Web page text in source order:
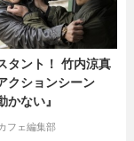
タント！ 竹内涼真
クションシーン
かない』
フェ編集部